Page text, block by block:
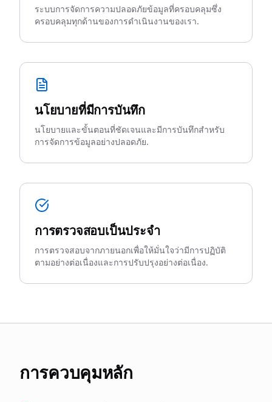
ระบบการจัดการความปลอดภัยข้อมูลที่ครอบคลุมซึ่ง
ครอบคลุมทุกด้านของการดำเนินงานของเรา.
นโยบายที่มีการบันทึก
นโยบายและขั้นตอนที่ชัดเจนและมีการบันทึกสำหรับ
การจัดการข้อมูลอย่างปลอดภัย.
การตรวจสอบเป็นประจำ
การตรวจสอบจากภายนอกเพื่อให้มั่นใจว่ามีการปฏิบัติ
ตามอย่างต่อเนื่องและการปรับปรุงอย่างต่อเนื่อง.
การควบคุมหลัก